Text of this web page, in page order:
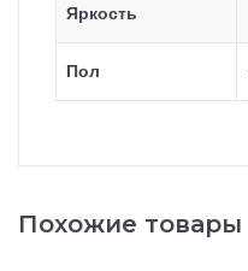
Яркость
Пол
Похожие товары